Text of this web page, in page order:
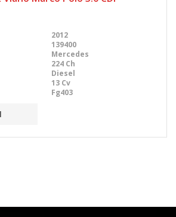
2012
139400
Mercedes
224 Ch
Diesel
13 Cv
Fg403